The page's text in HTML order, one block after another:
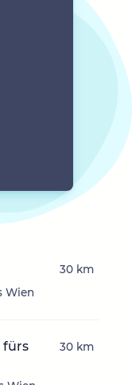
Wien
30 km
fürs
30 km